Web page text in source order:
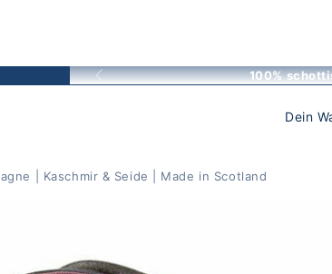
Zurück 100%
Dein
| Kaschmir & Seide | Made in Scotland